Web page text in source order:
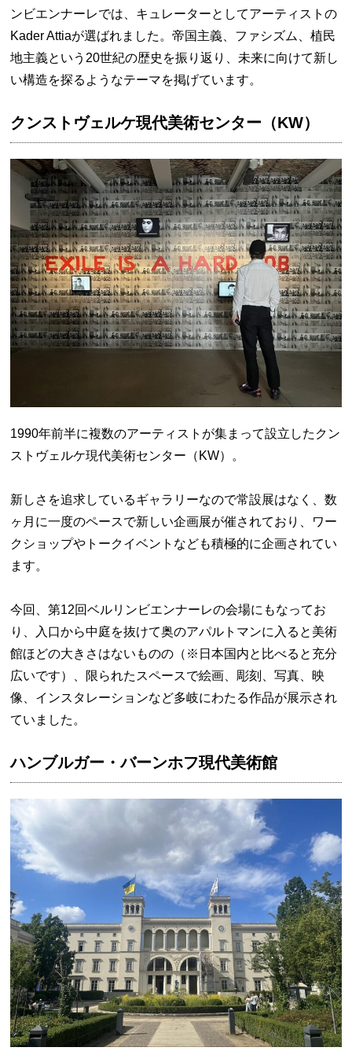
ンビエンナーレでは、キュレーターとしてアーティストの
Kader Attiaが選ばれました。帝国主義、ファシズム、植民
地主義という20世紀の歴史を振り返り、未来に向けて新し
い構造を探るようなテーマを掲げています。
クンストヴェルケ現代美術センター（KW）
1990年前半に複数のアーティストが集まって設立したクン
ストヴェルケ現代美術センター（KW）。
新しさを追求しているギャラリーなので常設展はなく、数
ヶ月に一度のペースで新しい企画展が催されており、ワー
クショップやトークイベントなども積極的に企画されてい
ます。
今回、第12回ベルリンビエンナーレの会場にもなってお
り、入口から中庭を抜けて奥のアパルトマンに入ると美術
館ほどの大きさはないものの（※日本国内と比べると充分
広いです）、限られたスペースで絵画、彫刻、写真、映
像、インスタレーションなど多岐にわたる作品が展示され
ていました。
ハンブルガー・バーンホフ現代美術館